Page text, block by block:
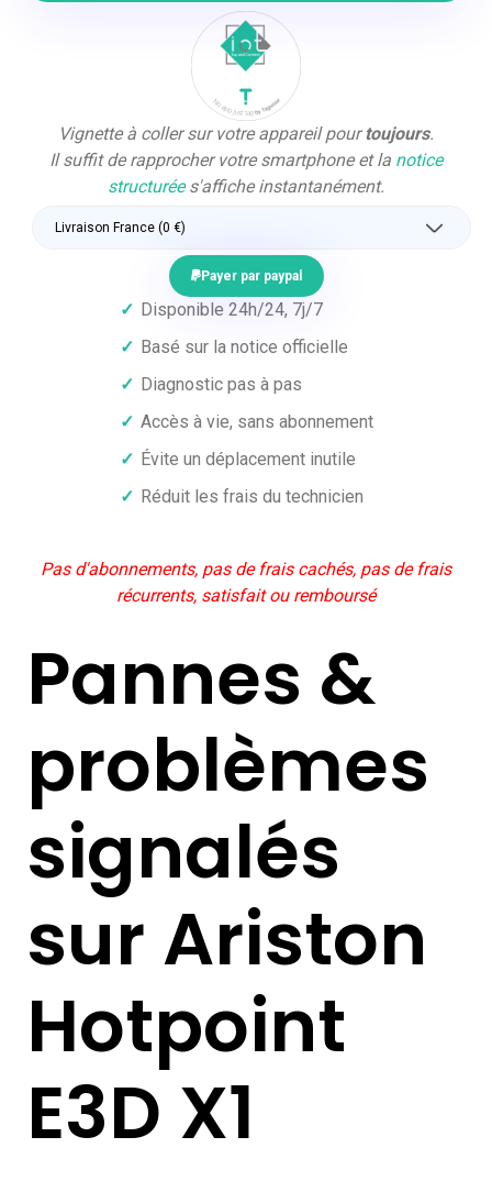
Vignette à coller sur votre appareil pourtoujours.
Il suffit de rapprocher votre smartphone et la notice
structurées'affiche instantanément.
Payer par paypal
✓ Disponible 24h/24, 7j/7
✓ Basé sur la notice officielle
✓ Diagnostic pas à pas
✓ Accès à vie, sans abonnement
✓ Évite un déplacement inutile
✓ Réduit les frais du technicien
Pas d'abonnements, pas de frais cachés, pas de frais
récurrents, satisfait ou remboursé
Pannes &
problèmes
signalés
sur Ariston
Hotpoint
E3D X1